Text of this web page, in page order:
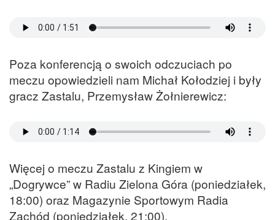
Poza konferencją o swoich odczuciach po
meczu opowiedzieli nam Michał Kołodziej i były
gracz Zastalu, Przemysław Żołnierewicz:
Więcej o meczu Zastalu z Kingiem w
„Dogrywce” w Radiu Zielona Góra (poniedziałek,
18:00) oraz Magazynie Sportowym Radia
Zachód (poniedziałek, 21:00).